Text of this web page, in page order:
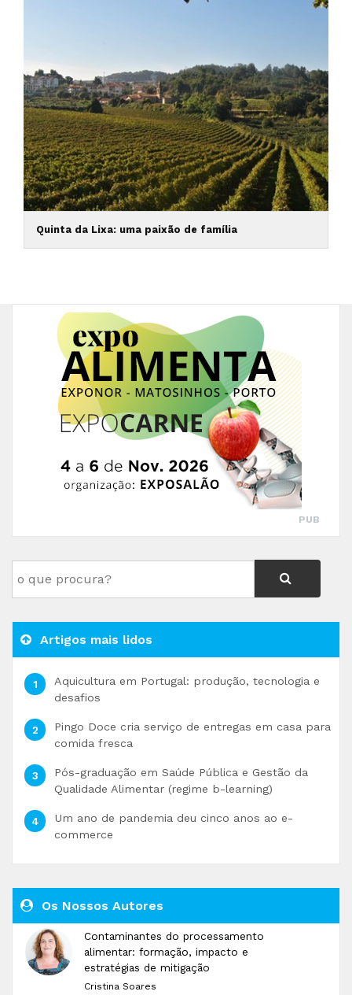
Quinta da Lixa: uma paixão de família
PUB
Artigos mais lidos
Aquicultura em Portugal: produção, tecnologia e
desafios
Pingo Doce cria serviço de entregas em casa para
comida fresca
Pós-graduação em Saúde Pública e Gestão da
Qualidade Alimentar (regime b-learning)
Um ano de pandemia deu cinco anos ao e-
commerce
Os Nossos Autores
Contaminantes do processamento
alimentar: formação, impacto e
estratégias de mitigação
Cristina Soares